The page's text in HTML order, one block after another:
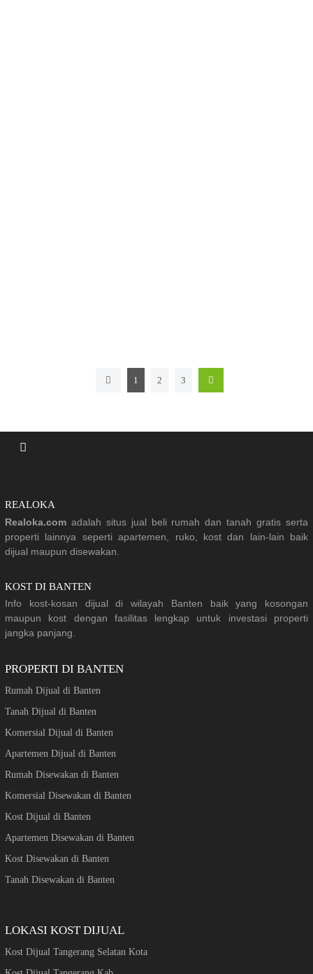
1 2 3
REALOKA
Realoka.com adalah situs jual beli rumah dan tanah gratis serta
properti lainnya seperti apartemen, ruko, kost dan lain-lain baik
dijual maupun disewakan.
KOST DI BANTEN
Info kost-kosan dijual di wilayah Banten baik yang kosongan
maupun kost dengan fasilitas lengkap untuk investasi properti
jangka panjang.
PROPERTI DI BANTEN
Rumah Dijual di Banten
Tanah Dijual di Banten
Komersial Dijual di Banten
Apartemen Dijual di Banten
Rumah Disewakan di Banten
Komersial Disewakan di Banten
Kost Dijual di Banten
Apartemen Disewakan di Banten
Kost Disewakan di Banten
Tanah Disewakan di Banten
LOKASI KOST DIJUAL
Kost Dijual Tangerang Selatan Kota